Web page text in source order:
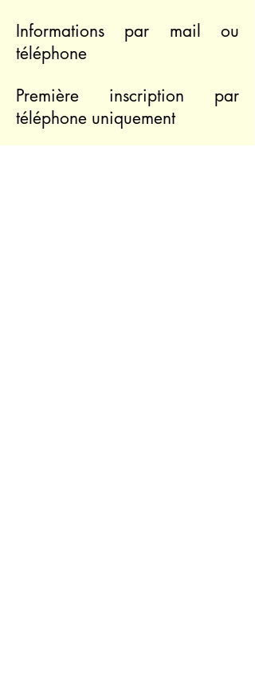
Informations par mail ou
téléphone
Première inscription par
téléphone uniquement